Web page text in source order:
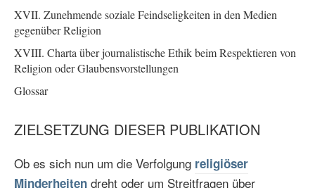
XVII. Zunehmende soziale Feindseligkeiten in den Medien
gegenüber Religion
XVIII. Charta über journalistische Ethik beim Respektieren von
Religion oder Glaubensvorstellungen
Glossar
ZIELSETZUNG DIESER PUBLIKATION
Ob es sich nun um die Verfolgung religiöser
Minderheiten dreht oder um Streitfragen über